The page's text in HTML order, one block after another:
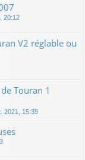
20:12
V2 réglable ou
Touran 1
2021, 15:39